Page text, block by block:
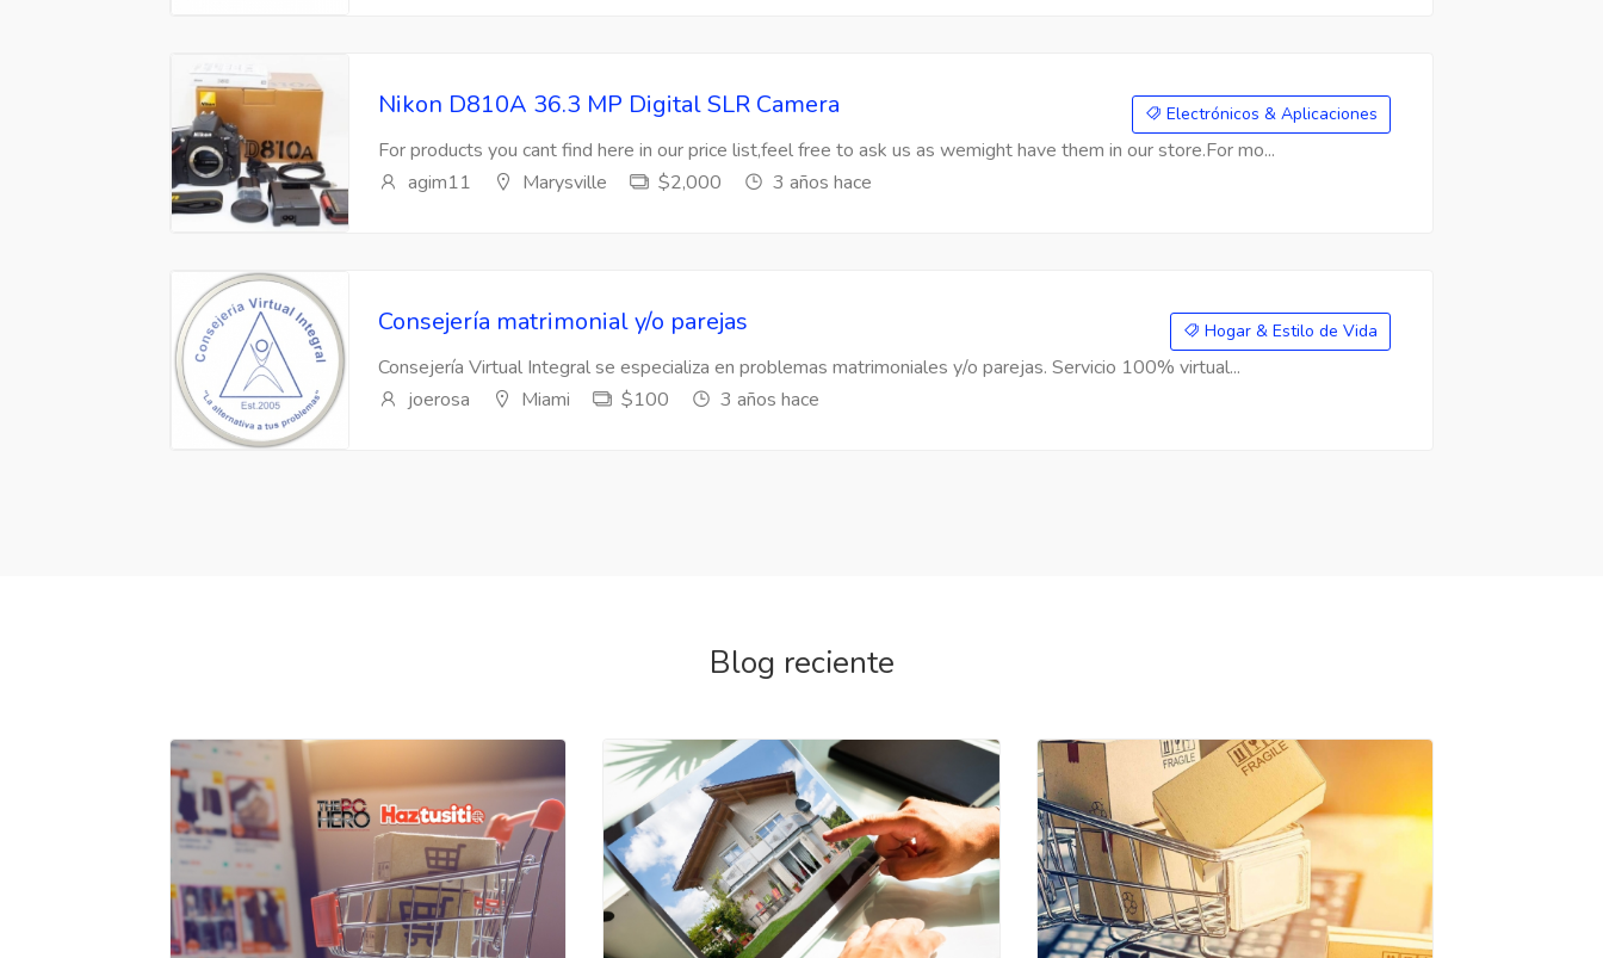
Nikon D810A 36.3 MP Digital SLR Camera Electrónicos & Aplicaciones
For products you cant find here in our price list,feel free to ask us as wemight have them in our store.For mo...
agim11
Marysville $2,000 3 años hace
Consejería matrimonial y/o parejas Hogar & Estilo de Vida
Consejería Virtual Integral se especializa en problemas matrimoniales y/o parejas. Servicio 100% virtual...
joerosa
Miami $100 3 años hace
Blog reciente